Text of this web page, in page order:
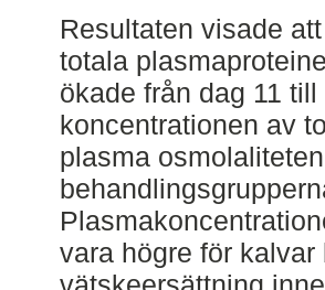
Resultaten visade
totala
ökade från dag 11
koncentrationen av
plasma
vara högre för